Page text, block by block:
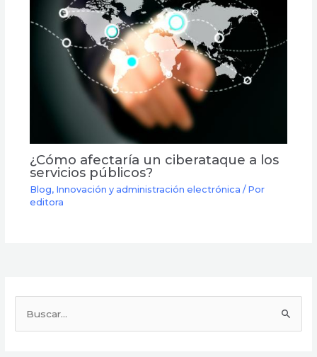
¿Cómo afectaría un ciberataque a los
servicios públicos?
Blog, Innovación y administración electrónica / Por
editora